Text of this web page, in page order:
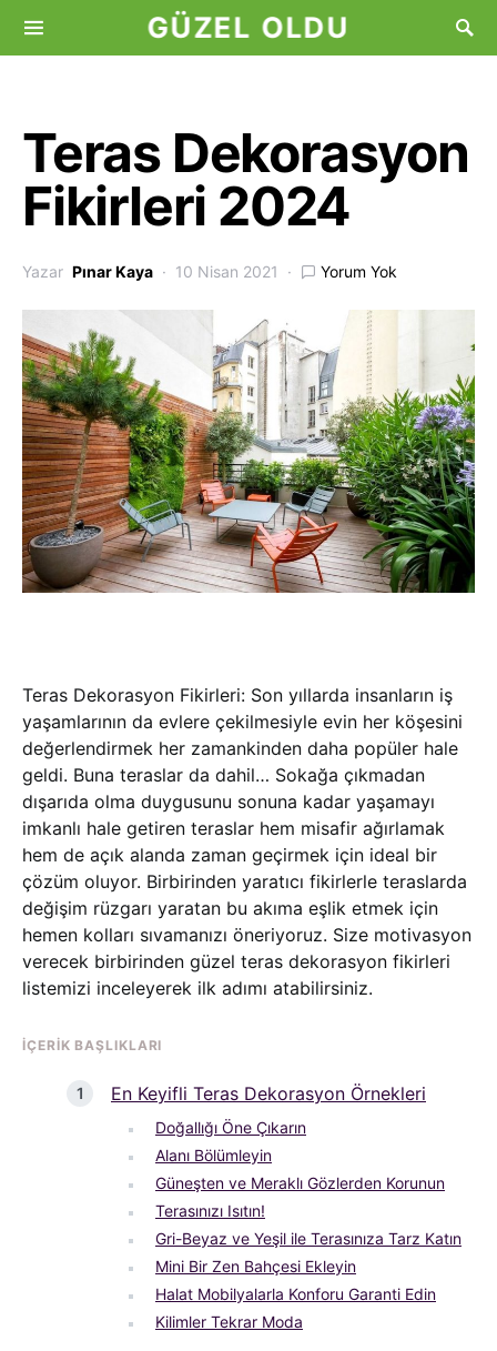
GÜZEL OLDU
Teras Dekorasyon
Fikirleri 2024
Yazar Pınar Kaya 10 Nisan 2021 Yorum Yok
Teras Dekorasyon Fikirleri: Son yıllarda insanların iş
yaşamlarının da evlere çekilmesiyle evin her köşesini
değerlendirmek her zamankinden daha popüler hale
geldi. Buna teraslar da dahil… Sokağa çıkmadan
dışarıda olma duygusunu sonuna kadar yaşamayı
imkanlı hale getiren teraslar hem misafir ağırlamak
hem de açık alanda zaman geçirmek için ideal bir
çözüm oluyor. Birbirinden yaratıcı fikirlerle teraslarda
değişim rüzgarı yaratan bu akıma eşlik etmek için
hemen kolları sıvamanızı öneriyoruz. Size motivasyon
verecek birbirinden güzel teras dekorasyon fikirleri
listemizi inceleyerek ilk adımı atabilirsiniz.
İÇERIK BAŞLIKLARI
En Keyifli Teras Dekorasyon Örnekleri
Doğallığı Öne Çıkarın
Alanı Bölümleyin
Güneşten ve Meraklı Gözlerden Korunun
Terasınızı Isıtın!
Gri-Beyaz ve Yeşil ile Terasınıza Tarz Katın
Mini Bir Zen Bahçesi Ekleyin
Halat Mobilyalarla Konforu Garanti Edin
Kilimler Tekrar Moda